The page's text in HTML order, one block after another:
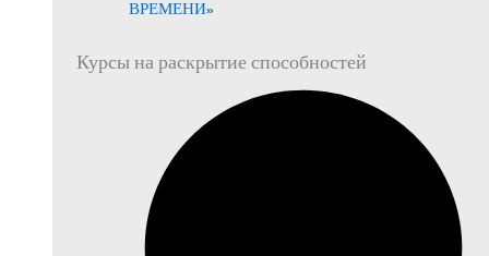
ВРЕМЕНИ»
Курсы на раскрытие способностей